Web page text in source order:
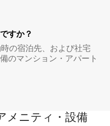
すか？
の宿泊先、および社宅
のマンション・アパート
メニティ・設備